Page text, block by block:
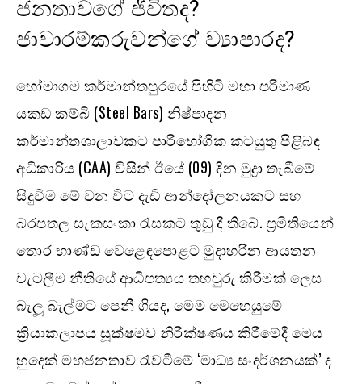
ජනතාවගේ ජීවිතද?
ජාවාරම්කරුවන්ගේ ව්‍යාපාරද?
හෝමාගම කර්මාන්තපුරයේ පිහිටි මහා පරිමාණ
යකඩ කම්බි (Steel Bars) නිෂ්පාදන
කර්මාන්තශාලාවකට පාරිභෝගික කටයුතු පිළිබඳ
අධිකාරිය (CAA) විසින් ඊයේ (09) දින මුද්‍රා තැබීමේ
සිදුවීම මේ වන විට දැඩි ආන්දෝලනයකට සහ
බරපතල සැකසංකා රැසකට තුඩු දී තිබේ. ප්‍රමිතියෙන්
තොර භාණ්ඩ වෙළෙඳපොළට මුදාහරින ආයතන
වැටලීම නීතියේ ආධිපත්‍යය තහවුරු කිරීමක් ලෙස
බැලූ බැල්මට පෙනී ගියද, මෙම මෙහෙයුමේ
ක්‍රියාකලාපය සූක්ෂමව නිරීක්ෂණය කිරීමේදී මෙය
හුදෙක් මහජනතාව රැවටීමේ ‘මාධ්‍ය සංදර්ශනයක්’ ද